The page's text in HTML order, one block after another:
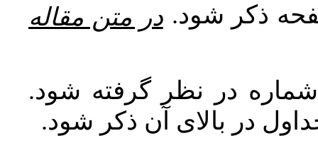
ذکر شود. در متن مقاله
در نظر گرفته شود.
در بالای آن ذکر شود.